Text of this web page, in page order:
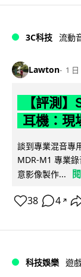
3C科技 流動
Lawton 1 日
【評測
耳機：現
談到專業混音專
MDR-M1 專業
意影像製作...
38 4 ↗
科技娛樂 遊